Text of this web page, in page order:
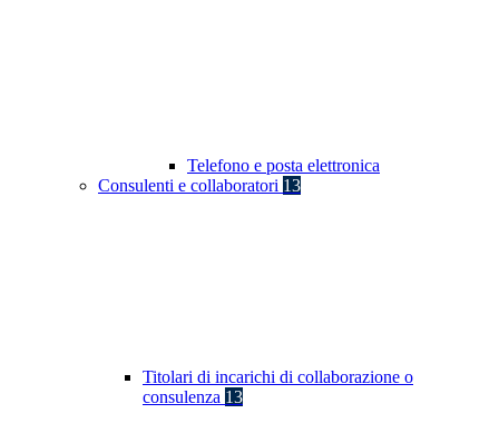
Telefono e posta elettronica
Consulenti e collaboratori 13
Titolari di incarichi di collaborazione o
consulenza 13